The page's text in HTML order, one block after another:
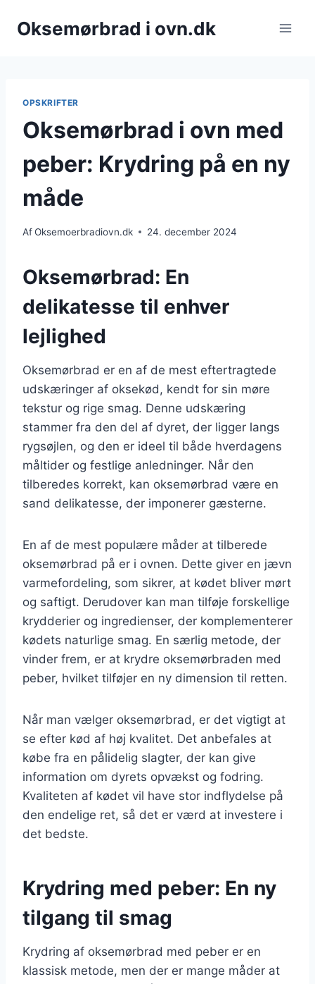
Oksemørbrad i ovn.dk
OPSKRIFTER
Oksemørbrad i ovn med
peber: Krydring på en ny
måde
AfOksemoerbradiovn.dk 24. december 2024
Oksemørbrad: En
delikatesse til enhver
lejlighed
Oksemørbrad er en af de mest eftertragtede
udskæringer af oksekød, kendt for sin møre
tekstur og rige smag. Denne udskæring
stammer fra den del af dyret, der ligger langs
rygsøjlen, og den er ideel til både hverdagens
måltider og festlige anledninger. Når den
tilberedes korrekt, kan oksemørbrad være en
sand delikatesse, der imponerer gæsterne.
En af de mest populære måder at tilberede
oksemørbrad på er i ovnen. Dette giver en jævn
varmefordeling, som sikrer, at kødet bliver mørt
og saftigt. Derudover kan man tilføje forskellige
krydderier og ingredienser, der komplementerer
kødets naturlige smag. En særlig metode, der
vinder frem, er at krydre oksemørbraden med
peber, hvilket tilføjer en ny dimension til retten.
Når man vælger oksemørbrad, er det vigtigt at
se efter kød af høj kvalitet. Det anbefales at
købe fra en pålidelig slagter, der kan give
information om dyrets opvækst og fodring.
Kvaliteten af kødet vil have stor indflydelse på
den endelige ret, så det er værd at investere i
det bedste.
Krydring med peber: En ny
tilgang til smag
Krydring af oksemørbrad med peber er en
klassisk metode, men der er mange måder at